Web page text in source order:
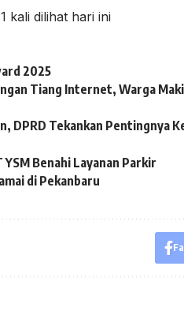
kali dilihat hari ini
2025
Tiang Internet, Warga
DPRD Tekankan Pentingnya
Benahi Layanan Parkir
di Pekanbaru